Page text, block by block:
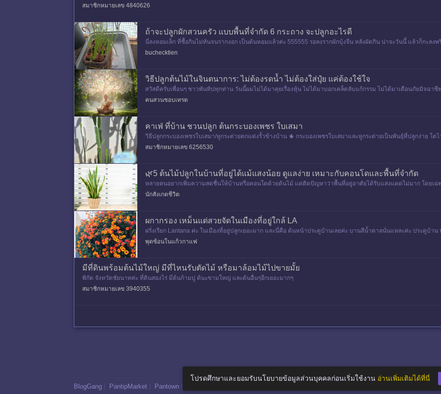
นเดินเข้าบ้า
สมาชิกหมายเลข 4840626
ถ้าจะปลูกผักสวนครัว แบบพื้นที่จำกัด 6 กระถาง จะปลูกอะไรดี
นี่ลงหอมเล็ก ที่ซื้อกินไม่ทันจนรากงอก เป็นต้นหอมแล้วค่ะ 555555 รอลงรากผักบุ้งจีน หลังผัดกิน น่าจะวันนี้ แล้วก็กะลง
ไม่ออกว่า จะวางหรือแขวนรั
buchecktien
วิธีปลูกต้นไม้ในจินตนาการ: ไม่ต้องรดน้ำ ไม่ต้องใส่ปุ๋ย แค่ต้องใช้ใจ
สวัสดีครับเพื่อนๆ ชาวพันทิปทุกท่าน วันนี้ผมไม่ได้มาคุยเรื่องหุ้น ไม่ได้มาบอกเคล็ดลับแก้กรรม ไม่ได้มาเตือนภัยมิจฉาชี
ห็นมาก่อนครับ เอาจริงๆ นะ ชีวิต
คนสวนชอบเทรด
คาเฟ่ ที่บ้าน ชวนปลูก ต้นกระบองเพชร ใบเสมา
วิธีปลูกกระบองเพชรใบเสมา/หูกระต่ายตกแต่งรั้วข้างบ้าน 🌵 กระบองเพชรใบเสมาและหูกระต่ายเป็นพันธุ์ที่ปลูกง่าย โ
นร่วนผสมทรายเพื่อระบายน้ำดี รดน้ำอาทิตย์
สมาชิกหมายเลข 6256530
🌿5 ต้นไม้ปลูกในบ้านที่อยู่ได้แม้แสงน้อย ดูแลง่าย เหมาะกับคอนโดและพื้นที่จำกัด
หลายคนอยากเพิ่มความสดชื่นให้บ้านหรือคอนโดด้วยต้นไม้ แต่ติดปัญหาว่าพื้นที่อยู่อาศัยได้รับแสงแดดไม่มาก โดยเ
ถึง ทำให้กังวลว่าต้นไม้จะเติบโตได้ไม่ดี..
นักสังเกตชีวิต
ผกากรอง เหม็นแต่สวยจัดในเมืองที่อยู่ใกล้ LA
ฝรั่งเรียก Lantana ค่ะ ในเมืองที่อยู่ปลูกเยอะมาก และนี่คือ ต้นหน้าประตูบ้านเลยค่ะ บานสีน้ำตาลนั่นแหละค่ะ ประตูบ้
ย่านการค้าของเมือง ถนนสาย
พุดซ้อนในแก้วกาแฟ
มีที่ดินพร้อมต้นไม้ใหญ่ มีที่ไหนรับตัดไม้ หรือมาล้อมไม้ไปขายมั้ย
พิกัด จังหวัดชัยนาทค่ะ ที่ดินสองไร่ มีต้นก้ามปู ต้นะขามใหญ่ และต้นอื่นๆอีกเยอะมากๆ
สมาชิกหมายเลข 3940355
BlogGang PantipMarket Pantown
โปรดศึกษาและยอมรับนโยบายข้อมูลส่วนบุคคลก่อนเริ่มใช้งาน อ่านเพิ่มเติมได้ที่นี่